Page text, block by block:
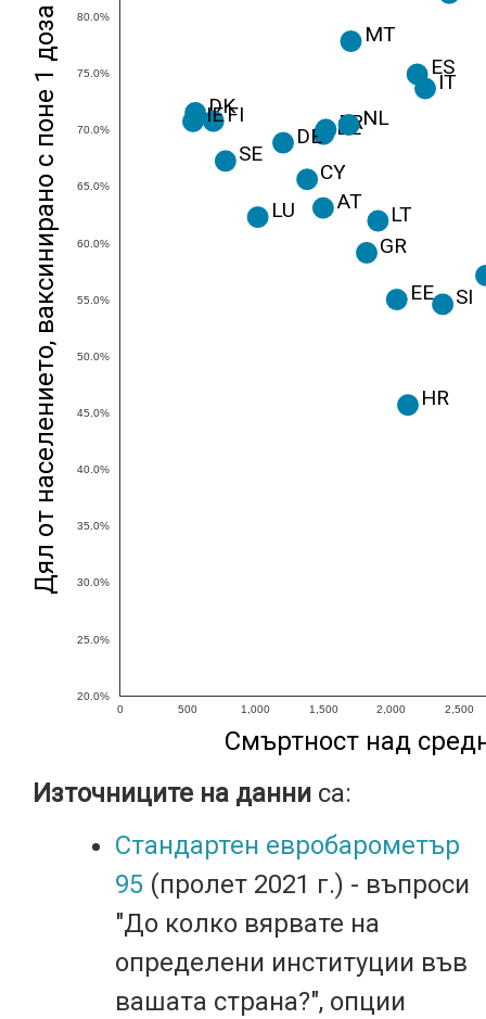
0 500 1,000 1,500 2,000 2,500
Смъртност над
20.0%
25.0%
30.0%
35.0%
40.0%
45.0%
50.0%
55.0%
60.0%
65.0%
70.0%
75.0%
80.0%
Дял от населението, ваксинирано с поне 1 доза AT
BE
CY
DE
DK
EE
GR
ES
FI
FR
HR
IE
IT
LT
LU
MT
NL
SE
SI
Източниците на данни са:
Стандартен евробарометър
95 (пролет 2021 г.) - въпроси
"До колко вярвате на
определени институции във
вашата страна?", опции